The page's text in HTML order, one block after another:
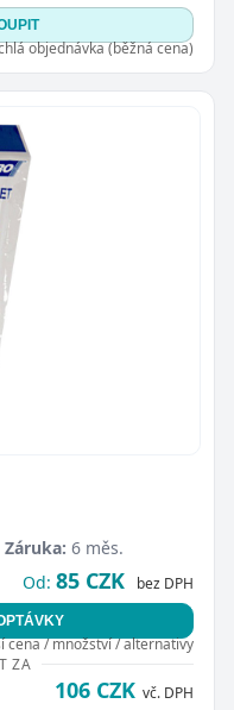
objednávka (běžná cena)
Záruka: 6 měs.
Od: 85 CZK bez DPH
cena / množství / alternativy
ZA
106 CZK vč. DPH